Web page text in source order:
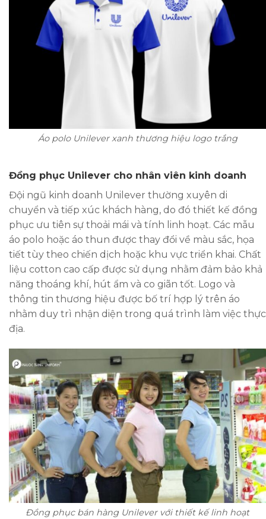
Áo polo Unilever xanh thương hiệu logo trắng
Đồng phục Unilever cho nhân viên kinh doanh
Đội ngũ kinh doanh Unilever thường xuyên di
chuyển và tiếp xúc khách hàng, do đó thiết kế đồng
phục ưu tiên sự thoải mái và tính linh hoạt. Các mẫu
áo polo hoặc áo thun được thay đổi về màu sắc, họa
tiết tùy theo chiến dịch hoặc khu vực triển khai. Chất
liệu cotton cao cấp được sử dụng nhằm đảm bảo khả
năng thoáng khí, hút ẩm và co giãn tốt. Logo và
thông tin thương hiệu được bố trí hợp lý trên áo
nhằm duy trì nhận diện trong quá trình làm việc thực
địa.
Đồng phục bán hàng Unilever với thiết kế linh hoạt